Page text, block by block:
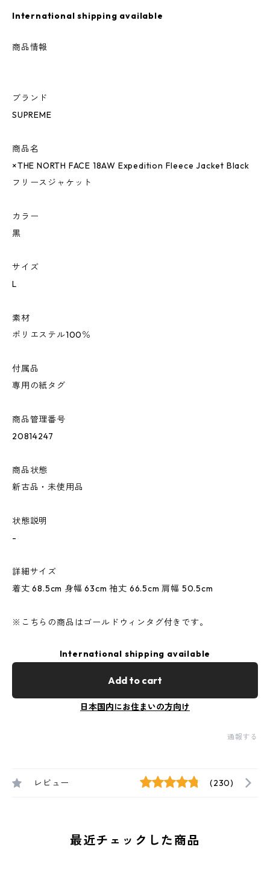
International shipping available
商品情報
ブランド
SUPREME
商品名
×THE NORTH FACE 18AW Expedition Fleece Jacket Black
フリースジャケット
カラー
黒
サイズ
L
素材
ポリエステル100％
付属品
専用の紙タグ
商品管理番号
20814247
商品状態
新古品・未使用品
状態説明
-
詳細サイズ
着丈 68.5cm 身幅 63cm 袖丈 66.5cm 肩幅 50.5cm
※こちらの商品はゴールドウィンタグ付きです。
International shipping available
Add to cart
日本国内にお住まいの方向け
通報する
レビュー (230)
最近チェックした商品